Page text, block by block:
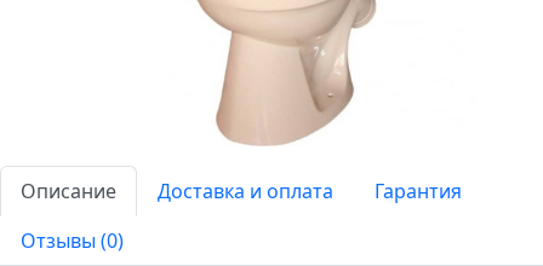
Описание Доставка и оплата
Гарантия
Отзывы (0)